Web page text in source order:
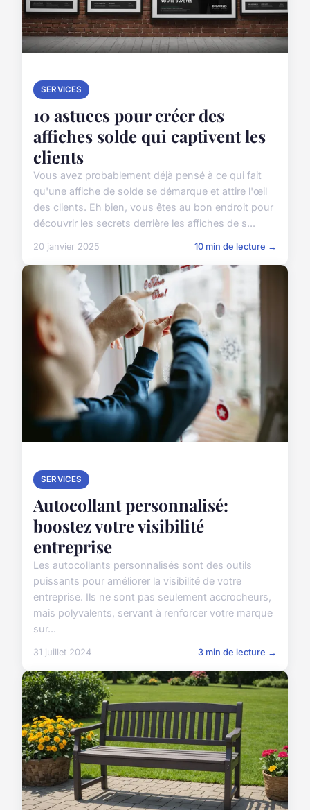
SERVICES
10 astuces pour créer des
affiches solde qui captivent les
clients
Vous avez probablement déjà pensé à ce qui fait
qu'une affiche de solde se démarque et attire l'œil
des clients. Eh bien, vous êtes au bon endroit pour
découvrir les secrets derrière les affiches de s...
20 janvier 2025 10 min de lecture →
SERVICES
Autocollant personnalisé:
boostez votre visibilité
entreprise
Les autocollants personnalisés sont des outils
puissants pour améliorer la visibilité de votre
entreprise. Ils ne sont pas seulement accrocheurs,
mais polyvalents, servant à renforcer votre marque
sur...
31 juillet 2024 3 min de lecture →